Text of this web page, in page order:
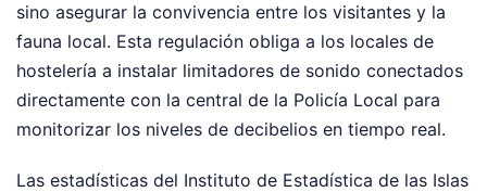
sino asegurar la convivencia entre los visitantes y la
fauna local. Esta regulación obliga a los locales de
hostelería a instalar limitadores de sonido conectados
directamente con la central de la Policía Local para
monitorizar los niveles de decibelios en tiempo real.
Las estadísticas del Instituto de Estadística de las Islas